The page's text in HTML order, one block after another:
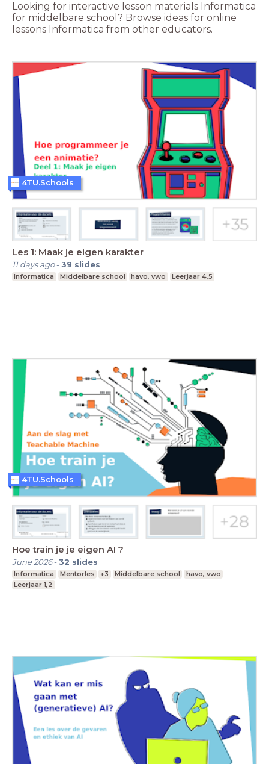
Looking for interactive lesson materials Informatica
for middelbare school? Browse ideas for online
lessons Informatica from other educators.
Les 1: Maak je eigen karakter
11 days ago-39 slides
Informatica Middelbare school havo, vwo Leerjaar 4,5
4TU.Schools
Hoe train je je eigen AI ?
June 2026-32 slides
Informatica Mentorles +3 Middelbare school
havo, vwo
Leerjaar 1,2
4TU.Schools